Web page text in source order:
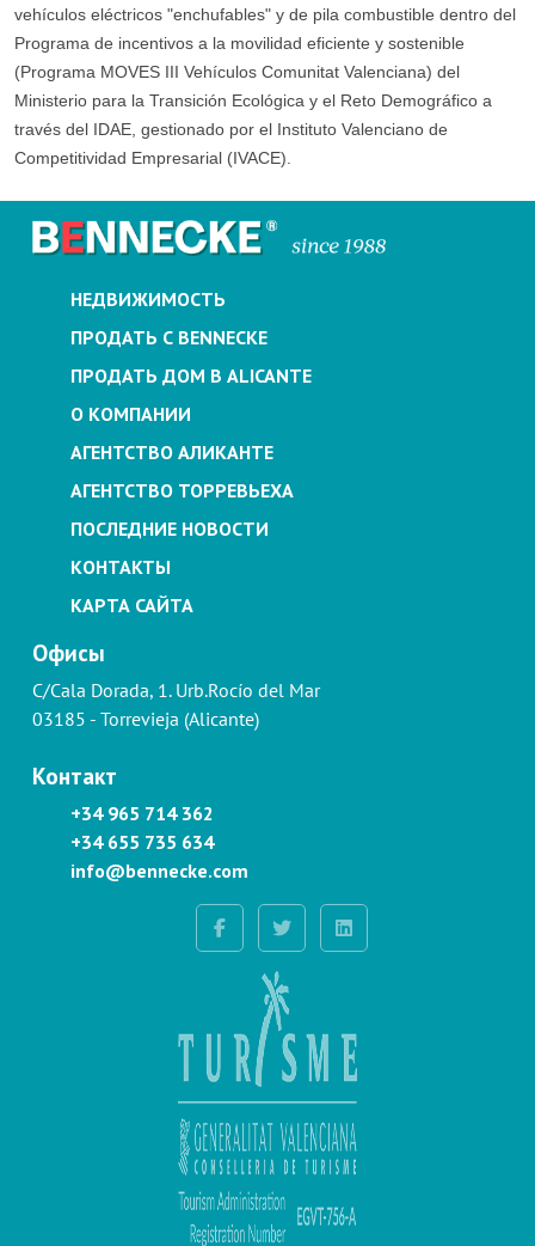
vehículos eléctricos "enchufables" y de pila combustible dentro del
Programa de incentivos a la movilidad eficiente y sostenible
(Programa MOVES III Vehículos Comunitat Valenciana) del
Ministerio para la Transición Ecológica y el Reto Demográfico a
través del IDAE, gestionado por el Instituto Valenciano de
Competitividad Empresarial (IVACE).
НЕДВИЖИМОСТЬ
ПРОДАТЬ С BENNECKE
ПРОДАТЬ ДОМ В ALICANTE
О КОМПАНИИ
АГЕНТСТВО АЛИКАНТЕ
АГЕНТСТВО ТОРРЕВЬЕХА
ПОСЛЕДНИЕ НОВОСТИ
КОНТАКТЫ
КАРТА САЙТА
Офисы
C/Cala Dorada, 1. Urb.Rocío del Mar
03185 - Torrevieja (Alicante)
Контакт
+34 965 714 362
+34 655 735 634
info@bennecke.com